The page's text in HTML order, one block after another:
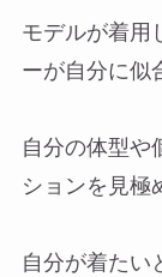
モデルが着用
ーが自分に似
自分の体型や
ションを見極
自分が着たい